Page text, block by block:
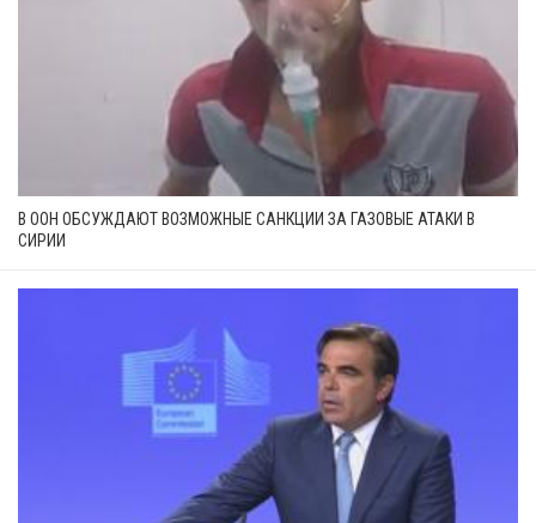
В ООН ОБСУЖДАЮТ ВОЗМОЖНЫЕ САНКЦИИ ЗА ГАЗОВЫЕ АТАКИ В
СИРИИ